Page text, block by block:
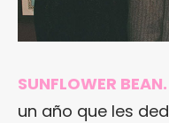
SUNFLOWER BEAN.
un año que les